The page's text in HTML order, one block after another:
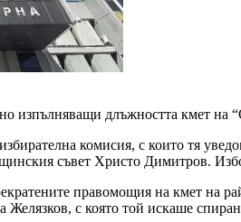
изпълняващи длъжността кмет на
комисия, с които тя
съвет Христо Димитров.
правомощия на кмет на
Желязков, с която той искаше